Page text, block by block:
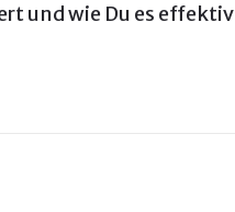
und wie Du es effektiv